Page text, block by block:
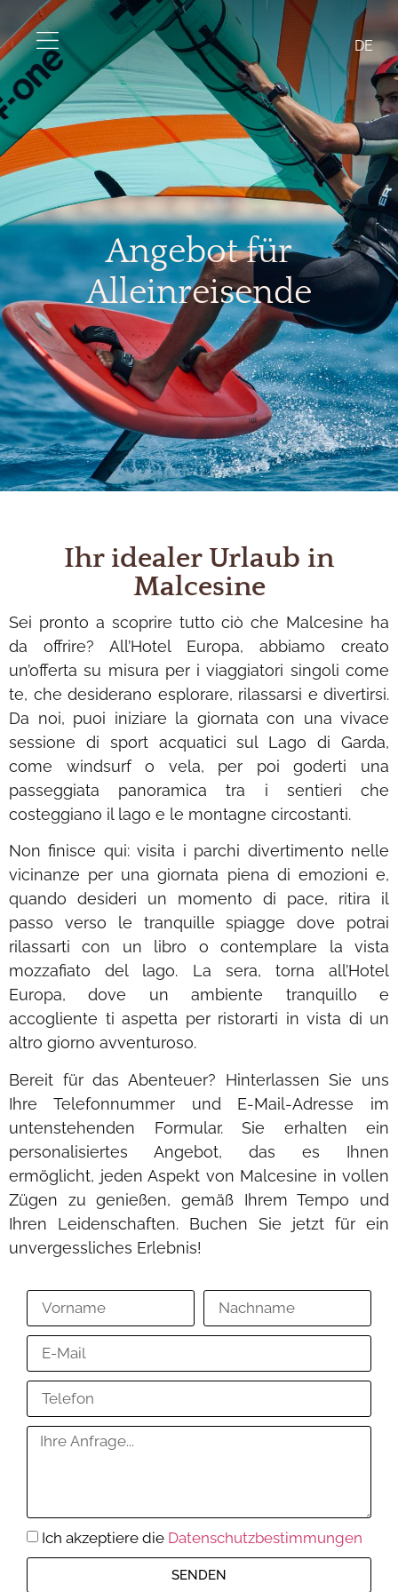
DE
Angebot für
Alleinreisende
Ihr idealer Urlaub in
Malcesine
Sei pronto a scoprire tutto ciò che Malcesine ha
da offrire? All’Hotel Europa, abbiamo creato
un’offerta su misura per i viaggiatori singoli come
te, che desiderano esplorare, rilassarsi e divertirsi.
Da noi, puoi iniziare la giornata con una vivace
sessione di sport acquatici sul Lago di Garda,
come windsurf o vela, per poi goderti una
passeggiata panoramica tra i sentieri che
costeggiano il lago e le montagne circostanti.
Non finisce qui: visita i parchi divertimento nelle
vicinanze per una giornata piena di emozioni e,
quando desideri un momento di pace, ritira il
passo verso le tranquille spiagge dove potrai
rilassarti con un libro o contemplare la vista
mozzafiato del lago. La sera, torna all’Hotel
Europa, dove un ambiente tranquillo e
accogliente ti aspetta per ristorarti in vista di un
altro giorno avventuroso.
Bereit für das Abenteuer? Hinterlassen Sie uns
Ihre Telefonnummer und E-Mail-Adresse im
untenstehenden Formular. Sie erhalten ein
personalisiertes Angebot, das es Ihnen
ermöglicht, jeden Aspekt von Malcesine in vollen
Zügen zu genießen, gemäß Ihrem Tempo und
Ihren Leidenschaften. Buchen Sie jetzt für ein
unvergessliches Erlebnis!
Ich akzeptiere die Datenschutzbestimmungen
SENDEN